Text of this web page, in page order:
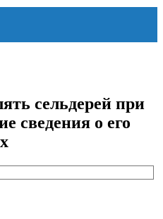
сельдерей при
сведения о его